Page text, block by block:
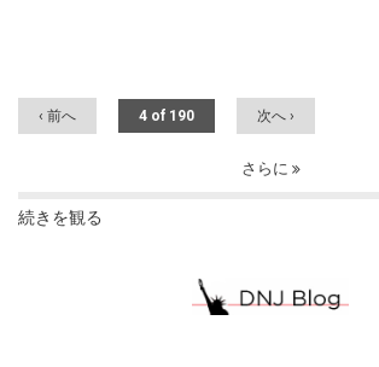
‹ 前へ 4 of 190 次へ ›
さらに
続きを観る